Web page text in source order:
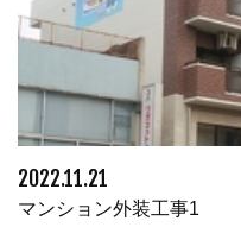
2022.11.21
マンション外装工事1